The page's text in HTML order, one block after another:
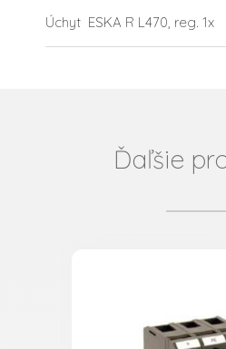
Úchyt ESKA R L470, reg. 1x
Ďaľšie